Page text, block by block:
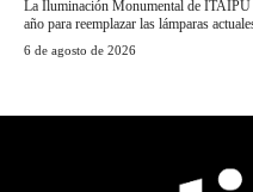
La Iluminación Monumental de ITAIPU
año para reemplazar las lámparas
6 de agosto de 2026